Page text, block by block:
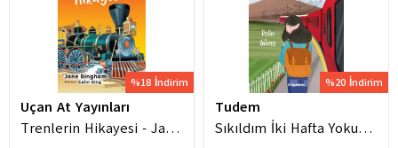
%18 İndirim
Uçan At Yayınları
Trenlerin Hikayesi - Jane
%20 İndirim
Tudem
Sıkıldım İki Hafta Yokum